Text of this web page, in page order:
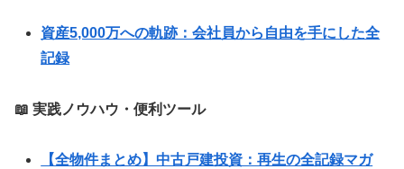
資産5,000万への軌跡：会社員から自由を手にした全
記録
📖 実践ノウハウ・便利ツール
【全物件まとめ】中古戸建投資：再生の全記録マガ